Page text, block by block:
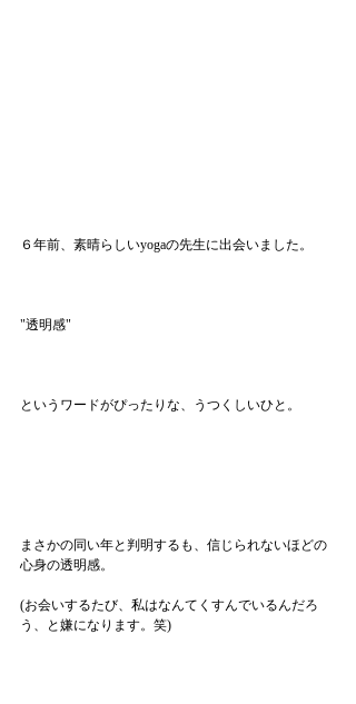
６年前、素晴らしいyogaの先生に出会いました。
"透明感"
というワードがぴったりな、うつくしいひと。
まさかの同い年と判明するも、信じられないほどの
心身の透明感。
(お会いするたび、私はなんてくすんでいるんだろ
う、と嫌になります。笑)